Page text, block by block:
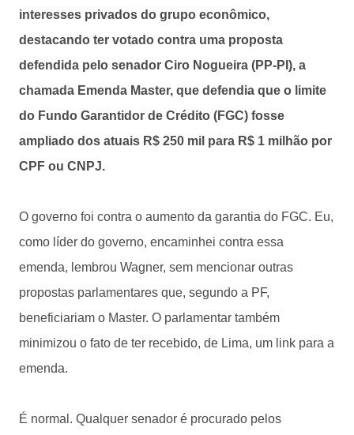
interesses privados do grupo econômico,
destacando ter votado contra uma proposta
defendida pelo senador Ciro Nogueira (PP-PI), a
chamada Emenda Master, que defendia que o limite
do Fundo Garantidor de Crédito (FGC) fosse
ampliado dos atuais R$ 250 mil para R$ 1 milhão por
CPF ou CNPJ.
O governo foi contra o aumento da garantia do FGC. Eu,
como líder do governo, encaminhei contra essa
emenda, lembrou Wagner, sem mencionar outras
propostas parlamentares que, segundo a PF,
beneficiariam o Master. O parlamentar também
minimizou o fato de ter recebido, de Lima, um link para a
emenda.
É normal. Qualquer senador é procurado pelos